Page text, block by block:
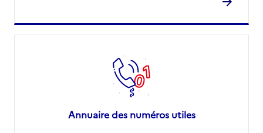
Annuaire des numéros utiles